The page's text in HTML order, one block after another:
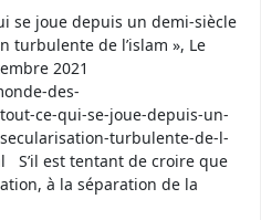
se joue depuis un demi-siècle
turbulente de l’islam », Le
2021
des-
ce-qui-se-joue-depuis-un-
turbulente-de-l-
S’il est tentant de croire que
à la séparation de la